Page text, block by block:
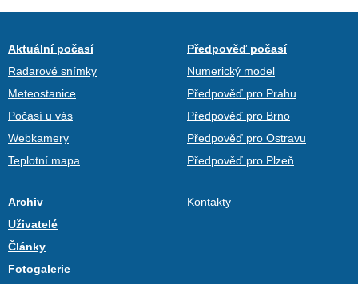
Aktuální počasí
Radarové snímky
Meteostanice
Počasí u vás
Webkamery
Teplotní mapa
Předpověď počasí
Numerický model
Předpověď pro Prahu
Předpověď pro Brno
Předpověď pro Ostravu
Předpověď pro Plzeň
Archiv
Uživatelé
Články
Fotogalerie
Kontakty